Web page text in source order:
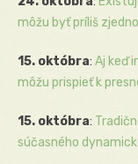
môžu byť príliš
15. októbra: Aj keď
môžu prispieť k
15. októbra:
súčasného